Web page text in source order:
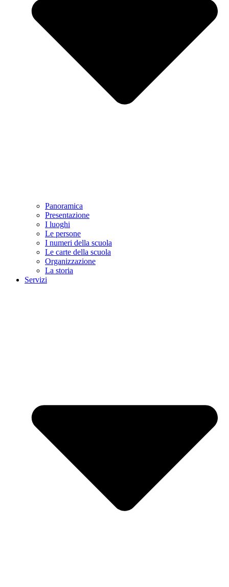
Panoramica
Presentazione
I luoghi
Le persone
I numeri della scuola
Le carte della scuola
Organizzazione
La storia
Servizi